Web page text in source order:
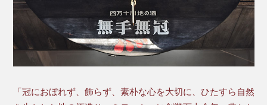
「冠におぼれず、飾らず、素朴な心を大切に、ひたすら自然